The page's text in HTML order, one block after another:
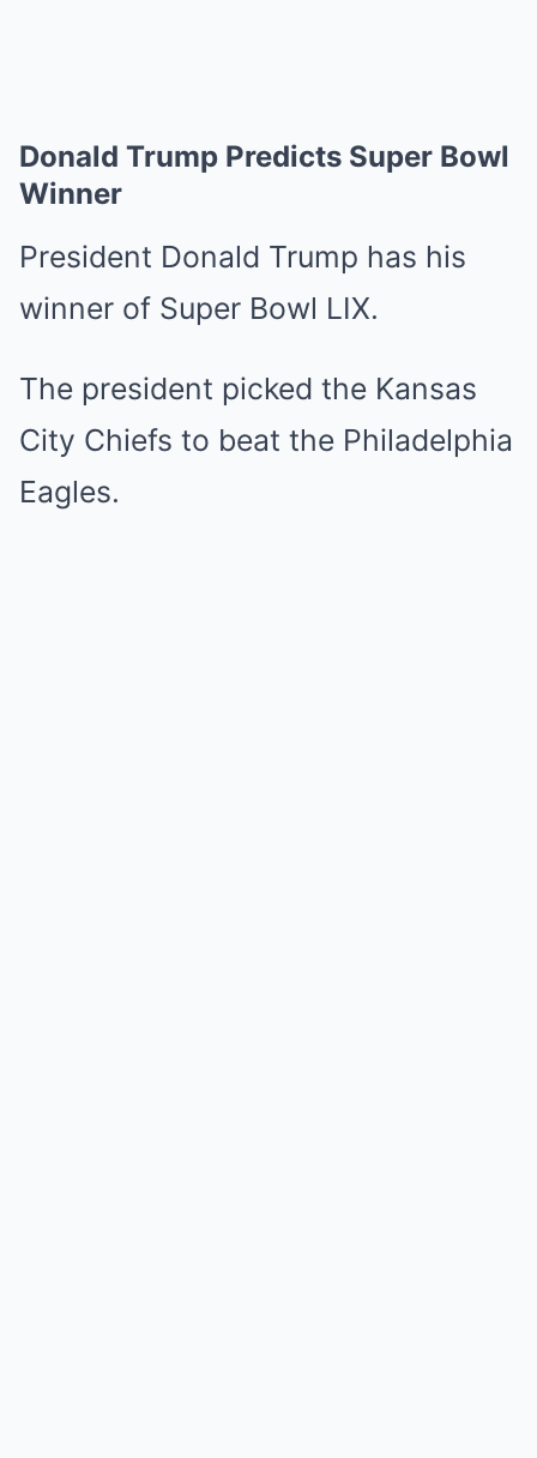
Donald Trump Predicts Super Bowl
Winner
President Donald Trump has his
winner of Super Bowl LIX.
The president picked the Kansas
City Chiefs to beat the Philadelphia
Eagles.